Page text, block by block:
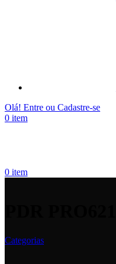
Olá! Entre ou Cadastre-se
0 item
0 item
Categorias